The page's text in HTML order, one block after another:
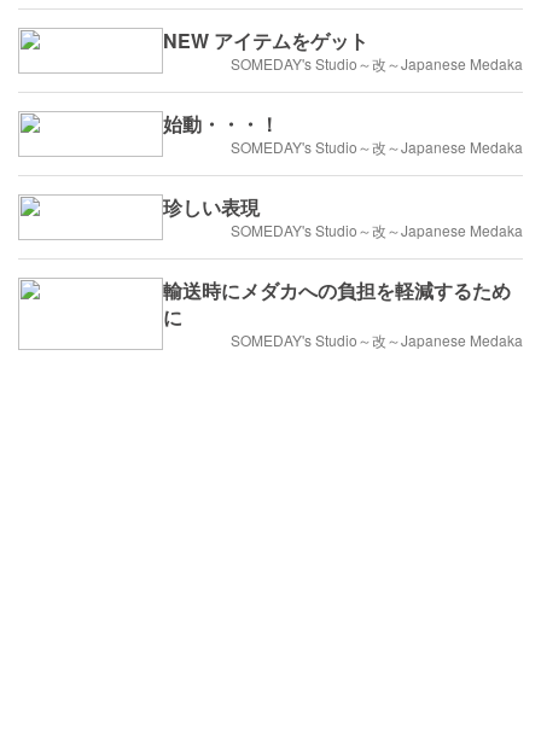
NEW アイテムをゲット
SOMEDAY's Studio～改～Japanese Medaka
始動・・・！
SOMEDAY's Studio～改～Japanese Medaka
珍しい表現
SOMEDAY's Studio～改～Japanese Medaka
輸送時にメダカへの負担を軽減するため
に
SOMEDAY's Studio～改～Japanese Medaka